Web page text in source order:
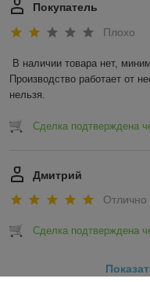
Покупатель
Плохо
В наличии товара нет,
Производство работает от
нельзя.
Сделка подтверждена
Дмитрий
Отлично
Сделка подтверждена